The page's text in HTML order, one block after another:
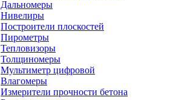
Дальномеры
Нивелиры
Построители плоскостей
Пирометры
Тепловизоры
Толщиномеры
Мультиметр цифровой
Влагомеры
Измерители прочности бетона